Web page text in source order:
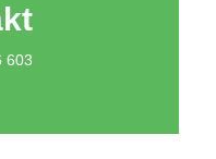
603